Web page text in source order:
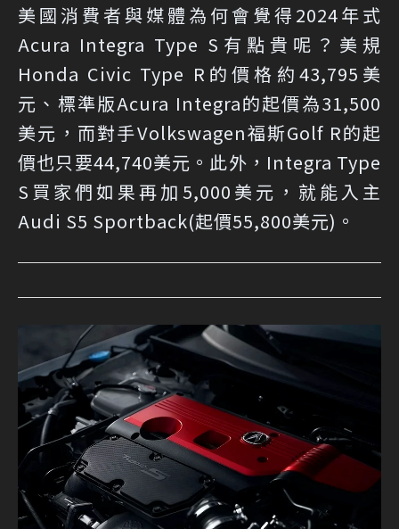
美國消費者與媒體為何會覺得2024年式
Acura Integra Type S有點貴呢？美規
Honda Civic Type R的價格約43,795美
元、標準版Acura Integra的起價為31,500
美元，而對手Volkswagen福斯Golf R的起
價也只要44,740美元。此外，Integra Type
S買家們如果再加5,000美元，就能入主
Audi S5 Sportback(起價55,800美元)。